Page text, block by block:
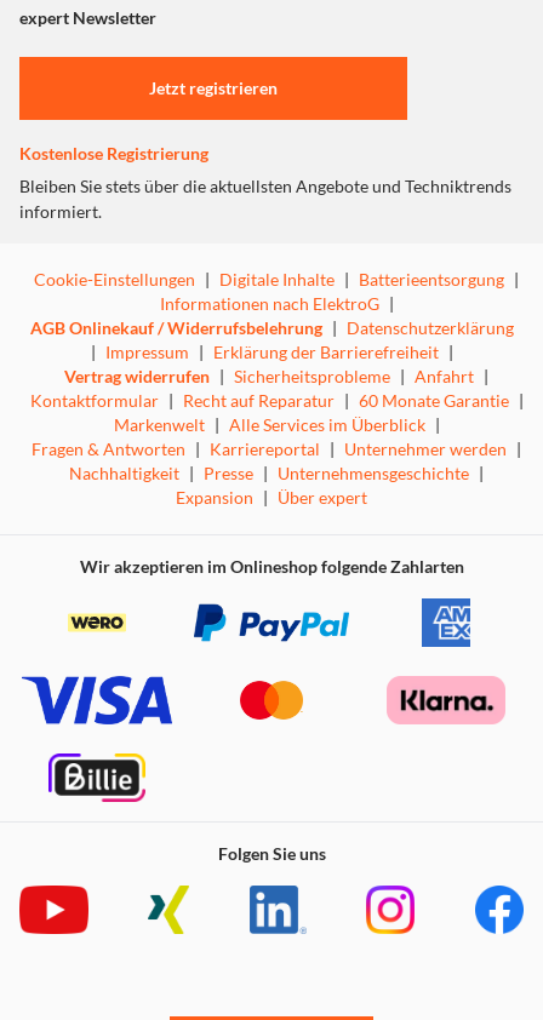
Stylish unterwegs.Check.
Kompaktes, leichtes Design, das auch noch stylish
auf Reisen, ins Büro und in die Schule. Die F10000
Powerbank gibt es in sechs trendigen Farben, während die
F20000 Powerbank in drei ansprechenden Farbvarianten
"Marketing".
Einstellungen anpassen
expert Newsletter
Jetzt registrieren
Kostenlose Registrierung
Bleiben Sie stets über die aktuellsten Angebote und Techniktrends
informiert.
Cookie-Einstellungen | Digitale Inhalte | Batterieentsorgung |
Informationen nach ElektroG |
AGB Onlinekauf / Widerrufsbelehrung | Datenschutzerklärung
| Impressum | Erklärung der Barrierefreiheit |
Vertrag widerrufen | Sicherheitsprobleme | Anfahrt |
Kontaktformular | Recht auf Reparatur | 60 Monate Garantie |
Markenwelt | Alle Services im Überblick |
Fragen & Antworten | Karriereportal | Unternehmer werden |
Nachhaltigkeit | Presse | Unternehmensgeschichte |
Expansion | Über expert
Wir akzeptieren im Onlineshop folgende Zahlarten
Folgen Sie uns